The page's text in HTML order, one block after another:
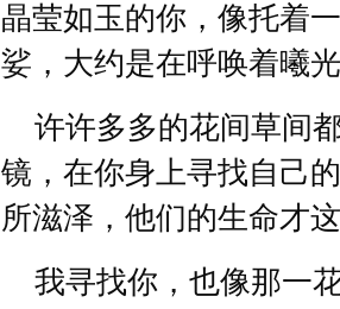
晶莹如玉的你，像托着
娑，大约是在呼唤着曦
许许多多的花间草间
镜，在你身上寻找自己
所滋泽，他们的生命才
我寻找你，也像那一